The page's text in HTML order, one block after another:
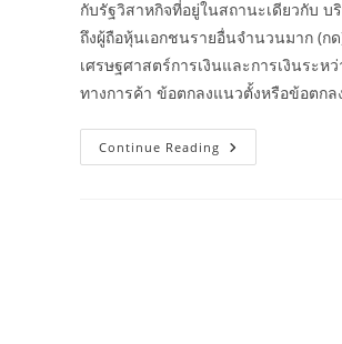
กับรัฐวิสาหกิจที่อยู่ในสถานะเดียวกับ
ถึงผู้ถือหุ้นเอกชนรายอื่นจำนวนมาก (ก
เศรษฐศาสตร์การเงินและการเงินระ
ทางการค้า ข้อตกลงแนวตั้งหรือข้อตก
Continue Reading Green
Logistics